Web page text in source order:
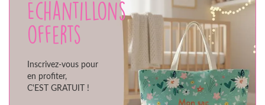
Échantillons
offerts
Inscrivez-vous pour
en profiter,
C'EST GRATUIT !